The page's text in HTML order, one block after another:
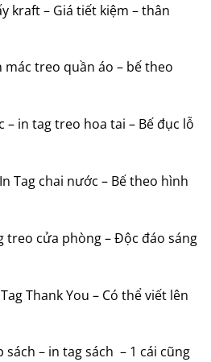
kraft – Giá tiết kiệm – thân
treo quần áo – bế theo
in tag treo hoa tai – Bế đục lỗ
Tag chai nước – Bế theo hình
treo cửa phòng – Độc đáo sáng
Thank You – Có thể viết lên
– in tag sách – 1 cái cũng